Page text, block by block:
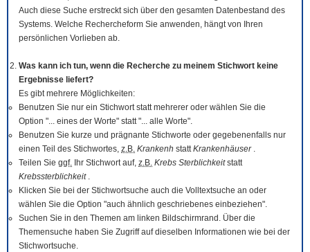
Auch diese Suche erstreckt sich über den gesamten Datenbestand des
Systems. Welche Rechercheform Sie anwenden, hängt von Ihren
persönlichen Vorlieben ab.
Was kann ich tun, wenn die Recherche zu meinem Stichwort keine
Ergebnisse liefert?
Es gibt mehrere Möglichkeiten:
Benutzen Sie nur ein Stichwort statt mehrerer oder wählen Sie die
Option "... eines der Worte" statt "... alle Worte".
Benutzen Sie kurze und prägnante Stichworte oder gegebenenfalls nur
einen Teil des Stichwortes, z.B. Krankenh stattKrankenhäuser .
Teilen Sie ggf. Ihr Stichwort auf, z.B. Krebs Sterblichkeitstatt
Krebssterblichkeit .
Klicken Sie bei der Stichwortsuche auch die Volltextsuche an oder
wählen Sie die Option "auch ähnlich geschriebenes einbeziehen".
Suchen Sie in den Themen am linken Bildschirmrand. Über die
Themensuche haben Sie Zugriff auf dieselben Informationen wie bei der
Stichwortsuche.